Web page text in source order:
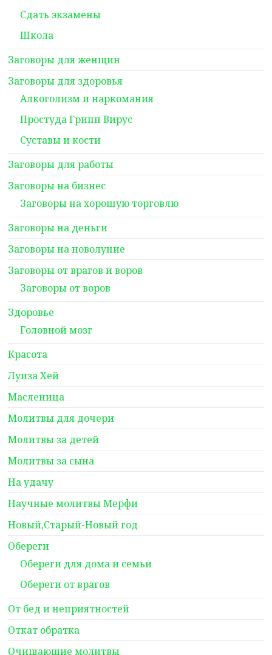
Сдать экзамены
Школа
Заговоры для женщин
Заговоры для здоровья
Алкоголизм и наркомания
Простуда Грипп Вирус
Суставы и кости
Заговоры для работы
Заговоры на бизнес
Заговоры на хорошую торговлю
Заговоры на деньги
Заговоры на новолуние
Заговоры от врагов и воров
Заговоры от воров
Здоровье
Головной мозг
Красота
Луиза Хей
Масленица
Молитвы для дочери
Молитвы за детей
Молитвы за сына
На удачу
Научные молитвы Мерфи
Новый,Старый-Новый год
Обереги
Обереги для дома и семьи
Обереги от врагов
От бед и неприятностей
Откат обратка
Очищающие молитвы